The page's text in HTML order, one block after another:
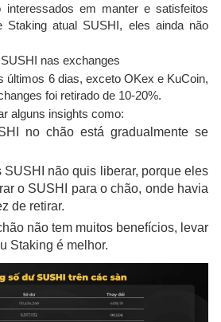
​​em manter e satisfeitos
Staking atual SUSHI, eles ainda não
nas exchanges
últimos 6 dias, exceto OKex e KuCoin,
foi retirado de 10-20%.
alguns insights como:
no chão está gradualmente se
SUSHI não quis liberar, porque eles
o SUSHI para o chão, onde havia
de retirar.
não tem muitos benefícios, levar
Staking é melhor.